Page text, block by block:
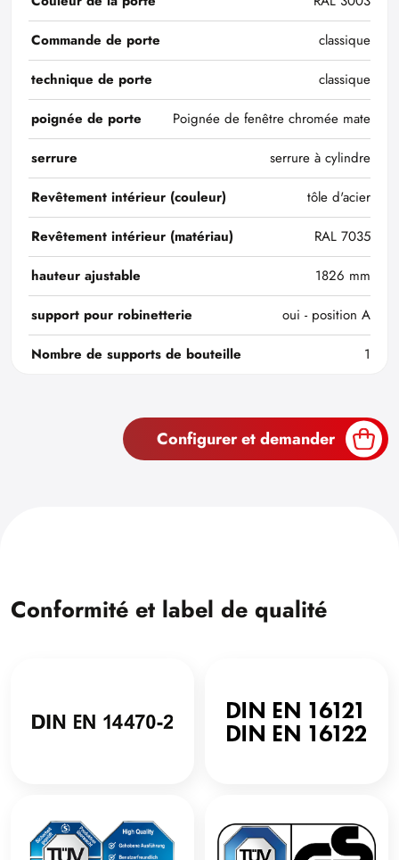
Commande de porte
classique
technique de porte
classique
poignée de porte
Poignée de fenêtre chromée mate
serrure
serrure à cylindre
Revêtement intérieur (couleur)
tôle d'acier
Revêtement intérieur (matériau)
RAL 7035
hauteur ajustable
1826 mm
support pour robinetterie
oui - position A
Nombre de supports de bouteille
1
Configurer et demander
Conformité et label de qualité